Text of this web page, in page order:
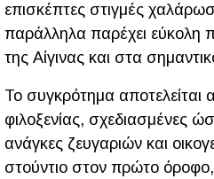
επισκέπτες στιγμές
παράλληλα παρέχει εύκολη
της Αίγινας και στα
Το συγκρότημα αποτελείται
φιλοξενίας, σχεδιασμένες
ανάγκες ζευγαριών και
στούντιο στον πρώτο